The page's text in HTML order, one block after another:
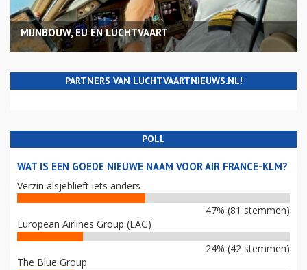
MIJNBOUW, EU EN LUCHTVAART
PARTNERS VAN LUCHTVAARTNIEUWS.NL!
POLL
WAT IS EEN GOEDE NIEUWE NAAM VOOR AIR FRANCE-KLM?
Verzin alsjeblieft iets anders
47% (81 stemmen)
European Airlines Group (EAG)
24% (42 stemmen)
The Blue Group